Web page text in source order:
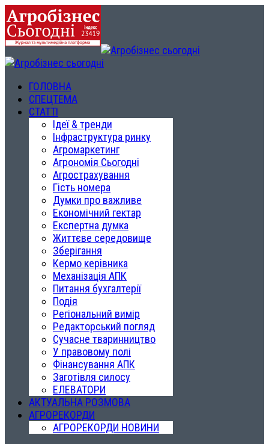
ГОЛОВНА
СПЕЦТЕМА
СТАТТІ
Ідеї & тренди
Інфраструктура ринку
Агромаркетинг
Агрономія Сьогодні
Агрострахування
Гість номера
Думки про важливе
Економічний гектар
Експертна думка
Життєве середовище
Зберігання
Кермо керівника
Механізація АПК
Питання бухгалтерії
Подія
Регіональний вимір
Редакторський погляд
Сучасне тваринництво
У правовому полі
Фінансування АПК
Заготівля силосу
ЕЛЕВАТОРИ
АКТУАЛЬНА РОЗМОВА
АГРОРЕКОРДИ
АГРОРЕКОРДИ НОВИНИ